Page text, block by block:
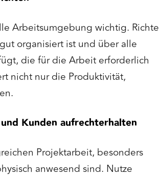
Arbeitsumgebung wichtig. Richte
organisiert ist und über alle
die für die Arbeit erforderlich
nicht nur die Produktivität,
Kunden aufrechterhalten
Projektarbeit, besonders
anwesend sind. Nutze